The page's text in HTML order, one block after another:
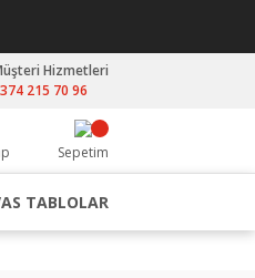
Hizmetleri
215 70 96
Sepetim
TABLOLAR